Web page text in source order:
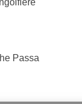
Passa